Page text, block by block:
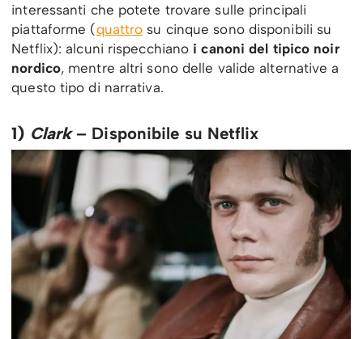
interessanti che potete trovare sulle principali
piattaforme (quattro su cinque sono disponibili su
Netflix): alcuni rispecchiano i canoni del tipico noir
nordico, mentre altri sono delle valide alternative a
questo tipo di narrativa.
1) Clark– Disponibile su Netflix